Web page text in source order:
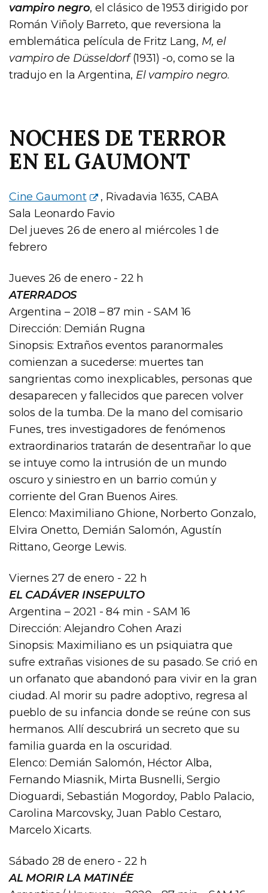
vampiro negro, el clásico de 1953 dirigido por
Román Viñoly Barreto, que reversiona la
emblemática película de Fritz Lang, M, el
vampiro de Düsseldorf(1931) -o, como se la
tradujo en la Argentina, El vampiro negro.
NOCHES DE TERROR
EN EL GAUMONT
Cine Gaumont
, Rivadavia 1635, CABA
Sala Leonardo Favio
Del jueves 26 de enero al miércoles 1 de
febrero
Jueves 26 de enero - 22 h
ATERRADOS
Argentina – 2018 – 87 min - SAM 16
Dirección: Demián Rugna
Sinopsis: Extraños eventos paranormales
comienzan a sucederse: muertes tan
sangrientas como inexplicables, personas que
desaparecen y fallecidos que parecen volver
solos de la tumba. De la mano del comisario
Funes, tres investigadores de fenómenos
extraordinarios tratarán de desentrañar lo que
se intuye como la intrusión de un mundo
oscuro y siniestro en un barrio común y
corriente del Gran Buenos Aires.
Elenco: Maximiliano Ghione, Norberto Gonzalo,
Elvira Onetto, Demián Salomón, Agustín
Rittano, George Lewis.
Viernes 27 de enero - 22 h
EL CADÁVER INSEPULTO
Argentina – 2021 - 84 min - SAM 16
Dirección: Alejandro Cohen Arazi
Sinopsis: Maximiliano es un psiquiatra que
sufre extrañas visiones de su pasado. Se crió en
un orfanato que abandonó para vivir en la gran
ciudad. Al morir su padre adoptivo, regresa al
pueblo de su infancia donde se reúne con sus
hermanos. Allí descubrirá un secreto que su
familia guarda en la oscuridad.
Elenco: Demián Salomón, Héctor Alba,
Fernando Miasnik, Mirta Busnelli, Sergio
Dioguardi, Sebastián Mogordoy, Pablo Palacio,
Carolina Marcovsky, Juan Pablo Cestaro,
Marcelo Xicarts.
Sábado 28 de enero - 22 h
AL MORIR LA MATINÉE